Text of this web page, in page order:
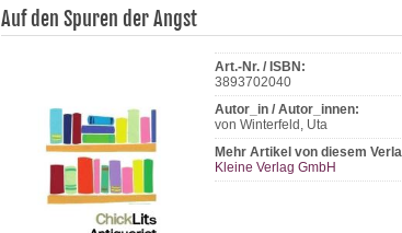
Auf den Spuren der Angst
Art.-Nr. / ISBN:
3893702040
Autor_in / Autor_innen:
von Winterfeld, Uta
Mehr Artikel von diesem
Kleine Verlag GmbH